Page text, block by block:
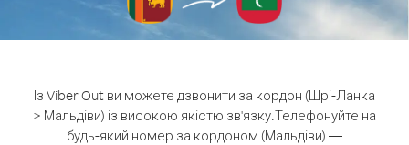
Із Viber Out ви можете дзвонити за кордон (Шрі-Ланка
> Мальдіви) із високою якістю зв'язку.Телефонуйте на
будь-який номер за кордоном (Мальдіви) —